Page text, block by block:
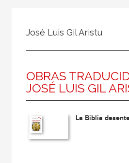
José Luis Gil Aristu
OBRAS
JOSÉ LUIS GIL
La Biblia